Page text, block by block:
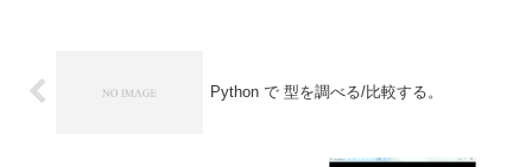
Python で 型を調べる/比較する。